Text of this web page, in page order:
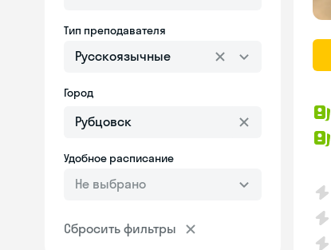
Тип преподавателя
Русскоязычные
Город
Удобное расписание
Не выбрано
Сбросить фильтры